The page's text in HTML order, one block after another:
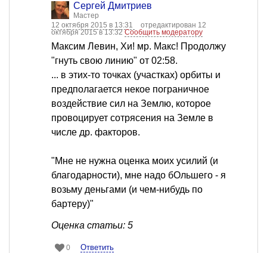
Сергей Дмитриев
Мастер
12 октября 2015 в 13:31
отредактирован 12
октября 2015 в 13:32Сообщить модератору
Максим Левин, Хи! мр. Макс! Продолжу
"гнуть свою линию" от 02:58.
... в этих-то точках (участках) орбиты и
предполагается некое пограничное
воздействие сил на Землю, которое
провоцирует сотрясения на Земле в
числе др. факторов.
"Мне не нужна оценка моих усилий (и
благодарности), мне надо бОльшего - я
возьму деньгами (и чем-нибудь по
бартеру)"
Оценка статьи: 5
0 Ответить